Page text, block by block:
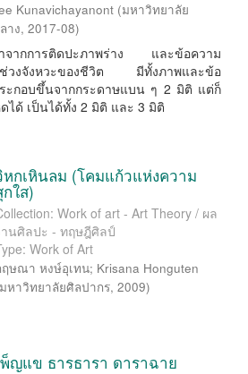
Kunavichayanont (มหาวิทยาลัย
าง, 2017-08)
จากการติดปะภาพร่าง และข้อความ
ช่วงจังหวะของชีวิต มีทั้งภาพและข้อ
ะกอบขึ้นจากกระดาษแบน ๆ 2 มิติ แต่ก็
ได้ เป็นได้ทั้ง 2 มิติ และ 3 มิติ
กเหินลม (โคมแก้วแห่งความ
ใส)
Work of art - Art Theory / ผล
านศิลปะ - ทฤษฎีศิลป์
Work of Art
ฤษณา หงษ์อุเทน; Krisana Honguten
มหาวิทยาลัยศิลปากร, 2009)
พ็ญแข ธารธารา ดาราฉาย